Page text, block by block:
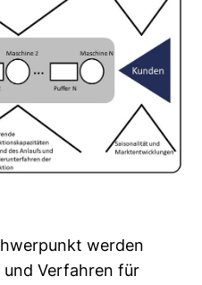
werden
Verfahren für